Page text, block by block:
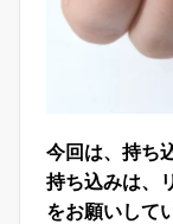
今回は、持
持ち込みは、
をお願いして